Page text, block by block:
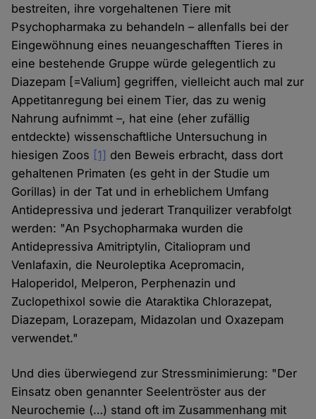
bestreiten, ihre vorgehaltenen Tiere mit
Psychopharmaka zu behandeln – allenfalls bei der
Eingewöhnung eines neuangeschafften Tieres in
eine bestehende Gruppe würde gelegentlich zu
Diazepam [=Valium] gegriffen, vielleicht auch mal zur
Appetitanregung bei einem Tier, das zu wenig
Nahrung aufnimmt –, hat eine (eher zufällig
entdeckte) wissenschaftliche Untersuchung in
hiesigen Zoos [1] den Beweis erbracht, dass dort
gehaltenen Primaten (es geht in der Studie um
Gorillas) in der Tat und in erheblichem Umfang
Antidepressiva und jederart Tranquilizer verabfolgt
werden: "An Psychopharmaka wurden die
Antidepressiva Amitriptylin, Citaliopram und
Venlafaxin, die Neuroleptika Acepromacin,
Haloperidol, Melperon, Perphenazin und
Zuclopethixol sowie die Ataraktika Chlorazepat,
Diazepam, Lorazepam, Midazolan und Oxazepam
verwendet."
Und dies überwiegend zur Stressminimierung: "Der
Einsatz oben genannter Seelentröster aus der
Neurochemie (…) stand oft im Zusammenhang mit